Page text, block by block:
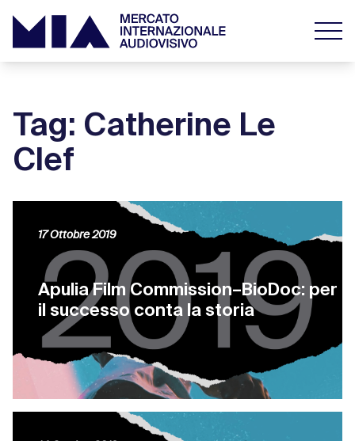
Tag: Catherine Le
Clef
Apulia Film Commission–BioDoc: per
il successo conta la storia
17 Ottobre 2019